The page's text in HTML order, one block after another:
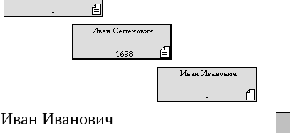
Иван Иванович